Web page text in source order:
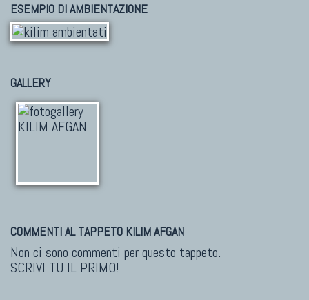
ESEMPIO DI AMBIENTAZIONE
GALLERY
COMMENTI AL TAPPETO KILIM AFGAN
Non ci sono commenti per questo tappeto.
SCRIVI TU IL PRIMO!